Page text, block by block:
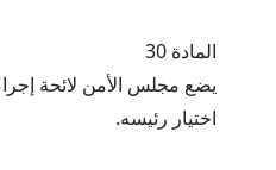
المادة 30
يضع مجلس الأمن لائحة
اختيار رئيسه.